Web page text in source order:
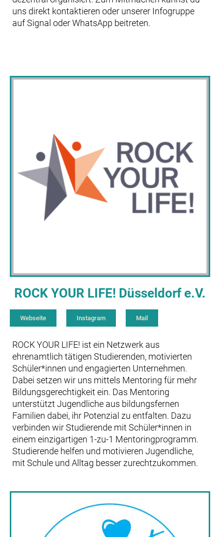
uns direkt kontaktieren oder unserer Infogruppe
auf Signal oder WhatsApp beitreten.
ROCK YOUR LIFE! Düsseldorf e.V.
Webseite Instagram Mail
ROCK YOUR LIFE! ist ein Netzwerk aus
ehrenamtlich tätigen Studierenden, motivierten
Schüler*innen und engagierten Unternehmen.
Dabei setzen wir uns mittels Mentoring für mehr
Bildungsgerechtigkeit ein. Das Mentoring
unterstützt Jugendliche aus bildungsfernen
Familien dabei, ihr Potenzial zu entfalten. Dazu
verbinden wir Studierende mit Schüler*innen in
einem einzigartigen 1-zu-1 Mentoringprogramm.
Studierende helfen und motivieren Jugendliche,
mit Schule und Alltag besser zurechtzukommen.